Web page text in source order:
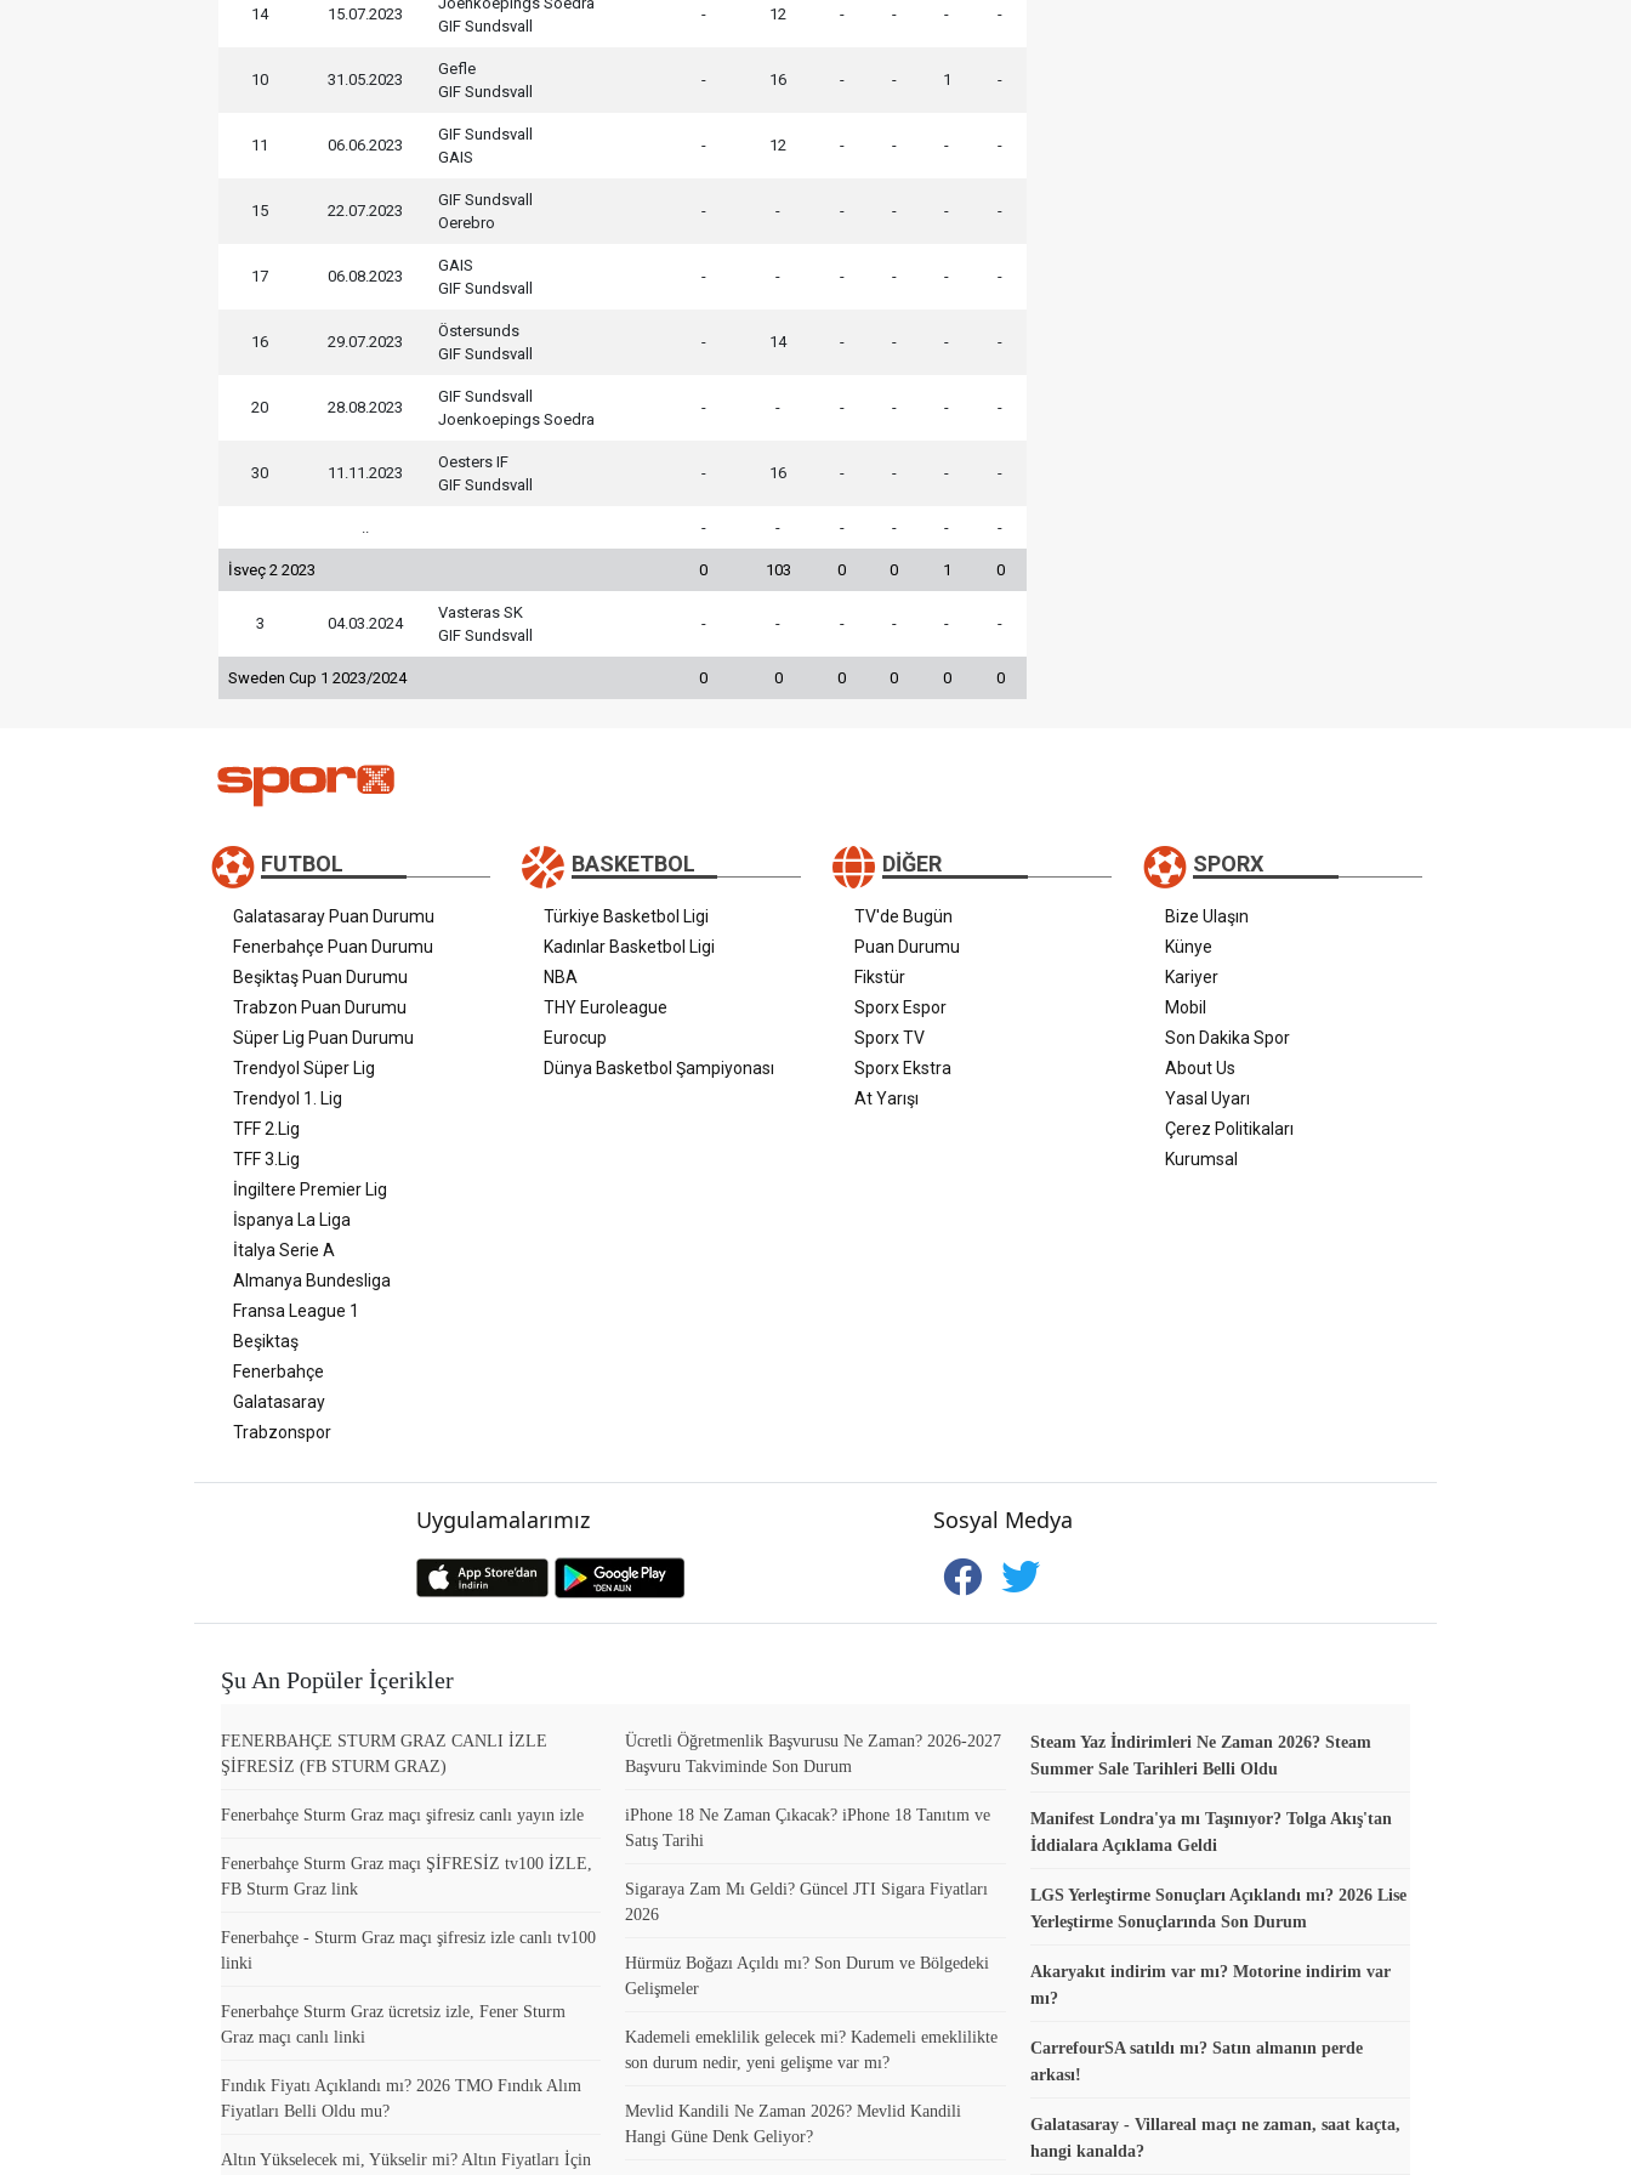
14 15.07.2023
GIF Sundsvall
- 12 - - - -
10 31.05.2023
Gefle
GIF Sundsvall
- 16 - - 1 -
11 06.06.2023
GIF Sundsvall
GAIS
- 12 - - - -
15 22.07.2023
GIF Sundsvall
Oerebro
- - - - - -
17 06.08.2023
GAIS
GIF Sundsvall
- - - - - -
16 29.07.2023
Östersunds
GIF Sundsvall
- 14 - - - -
20 28.08.2023
GIF Sundsvall
Joenkoepings Soedra
- - - - - -
30 11.11.2023
Oesters IF
GIF Sundsvall
- 16 - - - -
- - - - - -
İsveç 2 2023 0 103 0 0 1 0
3 04.03.2024
Vasteras SK
GIF Sundsvall
- - - - - -
Sweden Cup 1 2023/2024 0 0 0 0 0 0
FUTBOL
Galatasaray Puan Durumu
Fenerbahçe Puan Durumu
Beşiktaş Puan Durumu
Trabzon Puan Durumu
Süper Lig Puan Durumu
Trendyol Süper Lig
Trendyol 1. Lig
TFF 2.Lig
TFF 3.Lig
İngiltere Premier Lig
İspanya La Liga
İtalya Serie A
Almanya Bundesliga
Fransa League 1
Beşiktaş
Fenerbahçe
Galatasaray
Trabzonspor
BASKETBOL
Türkiye Basketbol Ligi
Kadınlar Basketbol Ligi
NBA
THY Euroleague
Eurocup
Dünya Basketbol Şampiyonası
DIĞER
TV'de Bugün
Puan Durumu
Fikstür
Sporx Espor
Sporx TV
Sporx Ekstra
At Yarışı
SPORX
Bize Ulaşın
Künye
Kariyer
Mobil
Son Dakika Spor
About Us
Yasal Uyarı
Çerez Politikaları
Kurumsal
Uygulamalarımız Sosyal Medya
Şu An Popüler İçerikler
FENERBAHÇE STURM GRAZ CANLI İZLE
ŞİFRESİZ (FB STURM GRAZ)
Fenerbahçe Sturm Graz maçı şifresiz canlı yayın izle
Fenerbahçe Sturm Graz maçı ŞİFRESİZ tv100 İZLE,
FB Sturm Graz link
Fenerbahçe - Sturm Graz maçı şifresiz izle canlı tv100
linki
Fenerbahçe Sturm Graz ücretsiz izle, Fener Sturm
Graz maçı canlı linki
Fındık Fiyatı Açıklandı mı? 2026 TMO Fındık Alım
Fiyatları Belli Oldu mu?
Altın Yükselecek mi, Yükselir mi? Altın Fiyatları İçin
Ücretli Öğretmenlik Başvurusu Ne Zaman? 2026-2027
Başvuru Takviminde Son Durum
iPhone 18 Ne Zaman Çıkacak? iPhone 18 Tanıtım ve
Satış Tarihi
Sigaraya Zam Mı Geldi? Güncel JTI Sigara Fiyatları
2026
Hürmüz Boğazı Açıldı mı? Son Durum ve Bölgedeki
Gelişmeler
Kademeli emeklilik gelecek mi? Kademeli emeklilikte
son durum nedir, yeni gelişme var mı?
Mevlid Kandili Ne Zaman 2026? Mevlid Kandili
Hangi Güne Denk Geliyor?
Steam Yaz İndirimleri Ne Zaman 2026? Steam
Summer Sale Tarihleri Belli Oldu
Manifest Londra'ya mı Taşınıyor? Tolga Akış'tan
İddialara Açıklama Geldi
LGS Yerleştirme Sonuçları Açıklandı mı? 2026 Lise
Yerleştirme Sonuçlarında Son Durum
Akaryakıt indirim var mı? Motorine indirim var
mı?
CarrefourSA satıldı mı? Satın almanın perde
arkası!
Galatasaray - Villareal maçı ne zaman, saat kaçta,
hangi kanalda?